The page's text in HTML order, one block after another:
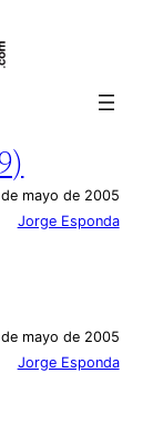
de mayo de 2005
Jorge Esponda
mayo de 2005
Jorge Esponda